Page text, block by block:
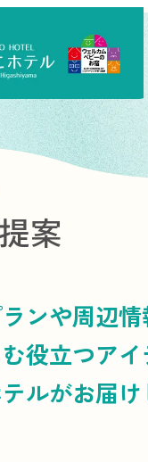
案
ンや周辺
役立つアイ
ルがお届け